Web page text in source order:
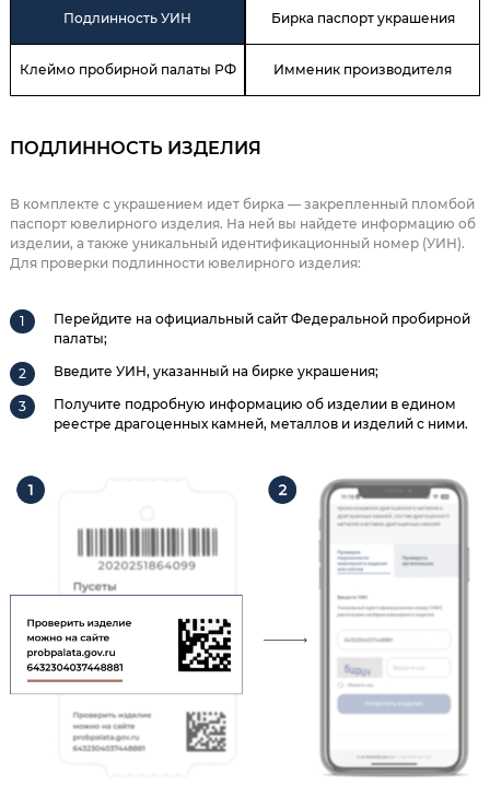
Подлинность УИН Бирка паспорт украшения
Клеймо пробирной палаты РФ Имменик производителя
ПОДЛИННОСТЬ ИЗДЕЛИЯ
В комплекте с украшением идет бирка — закрепленный пломбой
паспорт ювелирного изделия. На ней вы найдете информацию об
изделии, а также уникальный идентификационный номер (УИН).
Для проверки подлинности ювелирного изделия:
Перейдите на официальный сайт Федеральной пробирной
палаты;
Введите УИН, указанный на бирке украшения;
Получите подробную информацию об изделии в едином
реестре драгоценных камней, металлов и изделий с ними.